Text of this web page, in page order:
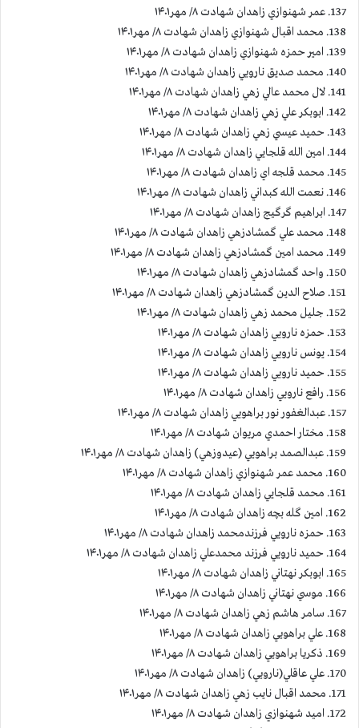
137. عمر شهنوازي زاهدان شهادت ۸/ مهر۱۴۰۱
138. محمد اقبال شهنوازي زاهدان شهادت ۸/ مهر۱۴۰۱
139. امير حمزه شهنوازي زاهدان شهادت ۸/ مهر۱۴۰۱
140. محمد صديق نارويي زاهدان شهادت ۸/ مهر۱۴۰۱
141. لال محمد عالي زهي زاهدان شهادت ۸/ مهر۱۴۰۱
142. ابوبكر علي زهي زاهدان شهادت ۸/ مهر۱۴۰۱
143. حميد عيسي زهي زاهدان شهادت ۸/ مهر۱۴۰۱
144. امين الله قلجايي زاهدان شهادت ۸/ مهر۱۴۰۱
145. محمد قلجه اي زاهدان شهادت ۸/ مهر۱۴۰۱
146. نعمت الله كبداني زاهدان شهادت ۸/ مهر۱۴۰۱
147. ابراهيم گرگيج زاهدان شهادت ۸/ مهر۱۴۰۱
148. محمد علي گمشادزهي زاهدان شهادت ۸/ مهر۱۴۰۱
149. محمد امين گمشادزهي زاهدان شهادت ۸/ مهر۱۴۰۱
150. واحد گمشادزهي زاهدان شهادت ۸/ مهر۱۴۰۱
151. صلاح الدين گمشادزهي زاهدان شهادت ۸/ مهر۱۴۰۱
152. جليل محمد زهي زاهدان شهادت ۸/ مهر۱۴۰۱
153. حمزه نارويي زاهدان شهادت ۸/ مهر۱۴۰۱
154. يونس نارويي زاهدان شهادت ۸/ مهر۱۴۰۱
155. حميد نارويي زاهدان شهادت ۸/ مهر۱۴۰۱
156. رافع نارويي زاهدان شهادت ۸/ مهر۱۴۰۱
157. عبدالغفور نور براهويي زاهدان شهادت ۸/ مهر۱۴۰۱
158. مختار احمدي مريوان شهادت ۸/ مهر۱۴۰۱
159. عبدالصمد براهويي (عيدوزهي) زاهدان شهادت ۸/ مهر۱۴۰۱
160. محمد عمر شهنوازي زاهدان شهادت ۸/ مهر۱۴۰۱
161. محمد قلجايي زاهدان شهادت ۸/ مهر۱۴۰۱
162. امين گله بچه زاهدان شهادت ۸/ مهر۱۴۰۱
163. حمزه نارويي فرزندمحمد زاهدان شهادت ۸/ مهر۱۴۰۱
164. حميد نارويي فرزند محمدعلي زاهدان شهادت ۸/ مهر۱۴۰۱
165. ابوبكر نهتاني زاهدان شهادت ۸/ مهر۱۴۰۱
166. موسي نهتاني زاهدان شهادت ۸/ مهر۱۴۰۱
167. سامر هاشم زهي زاهدان شهادت ۸/ مهر۱۴۰۱
168. علي براهويي زاهدان شهادت ۸/ مهر۱۴۰۱
169. ذكريا براهويي زاهدان شهادت ۸/ مهر۱۴۰۱
170. علي عاقلي(نارويي) زاهدان شهادت ۸/ مهر۱۴۰۱
171. محمد اقبال نايب زهي زاهدان شهادت ۸/ مهر۱۴۰۱
172. اميد شهنوازي زاهدان شهادت ۸/ مهر۱۴۰۱